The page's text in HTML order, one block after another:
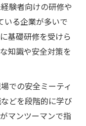
験者向けの研修や
いる企業が多いで
基礎研修を受けら
知識や安全対策を
での安全ミーティ
どを段階的に学び
マンツーマンで指